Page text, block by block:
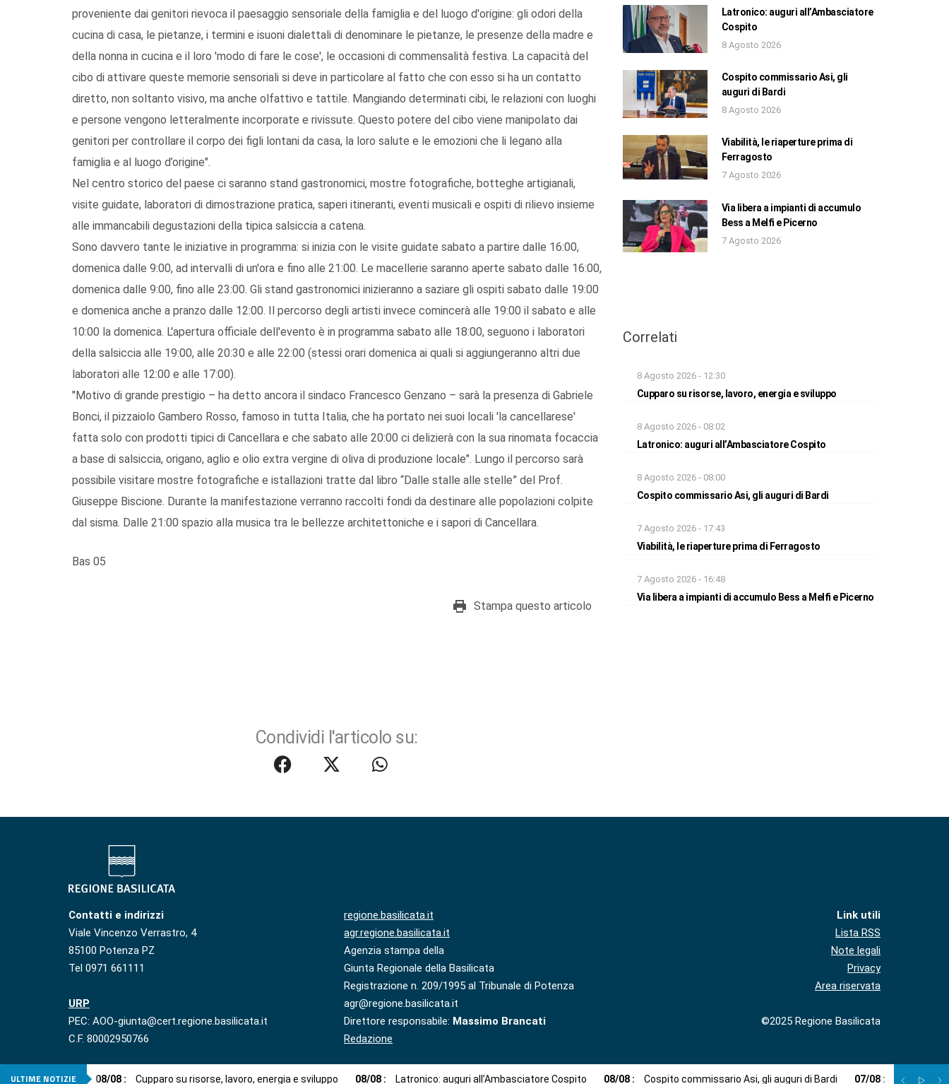
proveniente dai genitori rievoca il paesaggio sensoriale della famiglia e del luogo d'origine: gli odori della
cucina di casa, le pietanze, i termini e isuoni dialettali di denominare le pietanze, le presenze della madre e
della nonna in cucina e il loro 'modo di fare le cose', le occasioni di commensalità festiva. La capacità del
cibo di attivare queste memorie sensoriali si deve in particolare al fatto che con esso si ha un contatto
diretto, non soltanto visivo, ma anche olfattivo e tattile. Mangiando determinati cibi, le relazioni con luoghi
e persone vengono letteralmente incorporate e rivissute. Questo potere del cibo viene manipolato dai
genitori per controllare il corpo dei figli lontani da casa, la loro salute e le emozioni che li legano alla
famiglia e al luogo d’origine".
Nel centro storico del paese ci saranno stand gastronomici, mostre fotografiche, botteghe artigianali,
visite guidate, laboratori di dimostrazione pratica, saperi itineranti, eventi musicali e ospiti di rilievo insieme
alle immancabili degustazioni della tipica salsiccia a catena.
Sono davvero tante le iniziative in programma: si inizia con le visite guidate sabato a partire dalle 16:00,
domenica dalle 9:00, ad intervalli di un'ora e fino alle 21:00. Le macellerie saranno aperte sabato dalle 16:00,
domenica dalle 9:00, fino alle 23:00. Gli stand gastronomici inizieranno a saziare gli ospiti sabato dalle 19:00
e domenica anche a pranzo dalle 12:00. Il percorso degli artisti invece comincerà alle 19:00 il sabato e alle
10:00 la domenica. L'apertura officiale dell'evento è in programma sabato alle 18:00, seguono i laboratori
della salsiccia alle 19:00, alle 20:30 e alle 22:00 (stessi orari domenica ai quali si aggiungeranno altri due
laboratori alle 12:00 e alle 17:00).
"Motivo di grande prestigio – ha detto ancora il sindaco Francesco Genzano – sarà la presenza di Gabriele
Bonci, il pizzaiolo Gambero Rosso, famoso in tutta Italia, che ha portato nei suoi locali 'la cancellarese'
fatta solo con prodotti tipici di Cancellara e che sabato alle 20:00 ci delizierà con la sua rinomata focaccia
a base di salsiccia, origano, aglio e olio extra vergine di oliva di produzione locale". Lungo il percorso sarà
possibile visitare mostre fotografiche e istallazioni tratte dal libro “Dalle stalle alle stelle” del Prof.
Giuseppe Biscione. Durante la manifestazione verranno raccolti fondi da destinare alle popolazioni colpite
dal sisma. Dalle 21:00 spazio alla musica tra le bellezze architettoniche e i sapori di Cancellara.
Bas 05
Stampa questo articolo
Condividi l'articolo su:
Latronico: auguri all’Ambasciatore
Cospito
8 Agosto 2026
Cospito commissario Asi, gli
auguri di Bardi
8 Agosto 2026
Viabilità, le riaperture prima di
Ferragosto
7 Agosto 2026
Via libera a impianti di accumulo
Bess a Melfi e Picerno
7 Agosto 2026
Correlati
8 Agosto 2026 - 12:30
Cupparo su risorse, lavoro, energia e sviluppo
8 Agosto 2026 - 08:02
Latronico: auguri all’Ambasciatore Cospito
8 Agosto 2026 - 08:00
Cospito commissario Asi, gli auguri di Bardi
7 Agosto 2026 - 17:43
Viabilità, le riaperture prima di Ferragosto
7 Agosto 2026 - 16:48
Via libera a impianti di accumulo Bess a Melfi e Picerno
Contatti e indirizzi
Viale Vincenzo Verrastro, 4
85100 Potenza PZ
Tel 0971 661111
URP
PEC: AOO-giunta@cert.regione.basilicata.it
C.F. 80002950766
regione.basilicata.it
agr.regione.basilicata.it
Agenzia stampa della
Giunta Regionale della Basilicata
Registrazione n. 209/1995 al Tribunale di Potenza
agr@regione.basilicata.it
Direttore responsabile: Massimo Brancati
Redazione
Link utili
Lista RSS
Note legali
Privacy
Area riservata
©2025 Regione Basilicata
ULTIME NOTIZIE 08/08 : Cupparo su risorse, lavoro, energia e sviluppo 08/08 : Latronico: auguri all’Ambasciatore Cospito 08/08 : Cospito commissario Asi, gli auguri di Bardi 07/08 : Viabilità,